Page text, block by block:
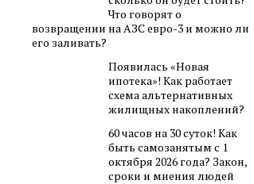
Что говорят о
возвращении на АЗС евро-3 и можно ли
его заливать?
Появилась «Новая
ипотека»! Как работает
схема альтернативных
жилищных накоплений?
60 часов на 30 суток! Как
быть самозанятым с 1
октября 2026 года? Закон,
сроки и мнения людей